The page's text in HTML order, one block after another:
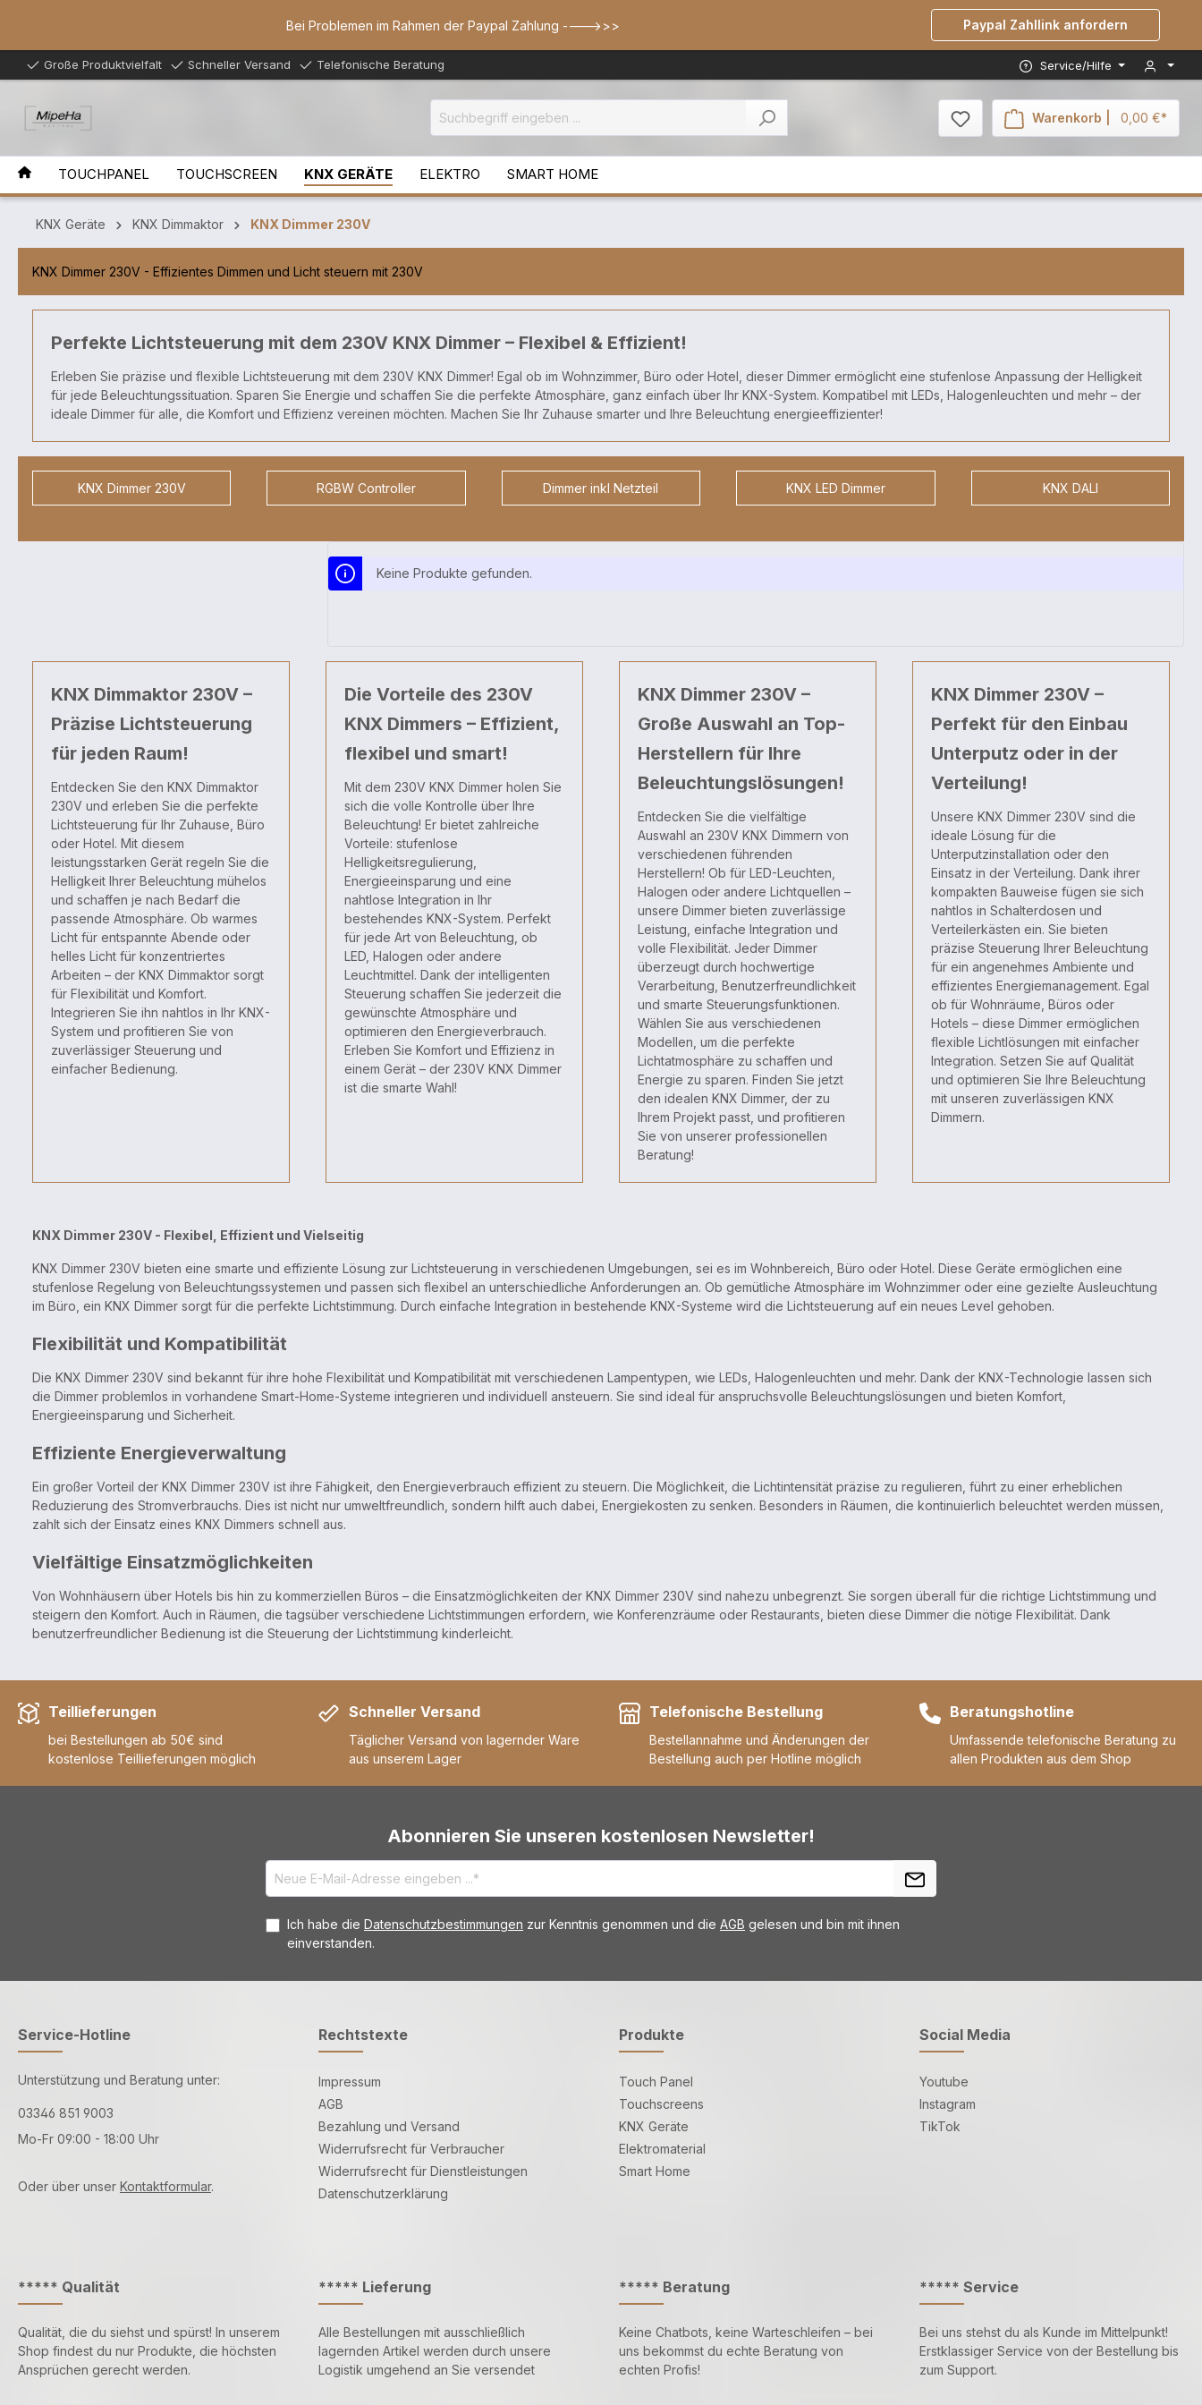
Bei Problemen im Rahmen der Paypal Zahlung ---->>> Paypal Zahllink anfordern
Große Produktvielfalt Schneller Versand Telefonische Beratung Service/Hilfe
Warenkorb | 0,00 €*
TOUCHPANEL TOUCHSCREEN KNX GERÄTE ELEKTRO SMART HOME
KNX Geräte KNX Dimmaktor KNX Dimmer 230V
KNX Dimmer 230V - Effizientes Dimmen und Licht steuern mit 230V
Perfekte Lichtsteuerung mit dem 230V KNX Dimmer – Flexibel & Effizient!
Erleben Sie präzise und flexible Lichtsteuerung mit dem 230V KNX Dimmer! Egal ob im Wohnzimmer, Büro oder Hotel, dieser Dimmer ermöglicht eine stufenlose Anpassung der Helligkeit
für jede Beleuchtungssituation. Sparen Sie Energie und schaffen Sie die perfekte Atmosphäre, ganz einfach über Ihr KNX-System. Kompatibel mit LEDs, Halogenleuchten und mehr – der
ideale Dimmer für alle, die Komfort und Effizienz vereinen möchten. Machen Sie Ihr Zuhause smarter und Ihre Beleuchtung energieeffizienter!
KNX Dimmer 230V RGBW Controller Dimmer inkl Netzteil KNX LED Dimmer KNX DALI
Keine Produkte gefunden.
KNX Dimmaktor 230V –
Präzise Lichtsteuerung
für jeden Raum!
Entdecken Sie den KNX Dimmaktor
230V und erleben Sie die perfekte
Lichtsteuerung für Ihr Zuhause, Büro
oder Hotel. Mit diesem
leistungsstarken Gerät regeln Sie die
Helligkeit Ihrer Beleuchtung mühelos
und schaffen je nach Bedarf die
passende Atmosphäre. Ob warmes
Licht für entspannte Abende oder
helles Licht für konzentriertes
Arbeiten – der KNX Dimmaktor sorgt
für Flexibilität und Komfort.
Integrieren Sie ihn nahtlos in Ihr KNX-
System und profitieren Sie von
zuverlässiger Steuerung und
einfacher Bedienung.
Die Vorteile des 230V
KNX Dimmers – Effizient,
flexibel und smart!
Mit dem 230V KNX Dimmer holen Sie
sich die volle Kontrolle über Ihre
Beleuchtung! Er bietet zahlreiche
Vorteile: stufenlose
Helligkeitsregulierung,
Energieeinsparung und eine
nahtlose Integration in Ihr
bestehendes KNX-System. Perfekt
für jede Art von Beleuchtung, ob
LED, Halogen oder andere
Leuchtmittel. Dank der intelligenten
Steuerung schaffen Sie jederzeit die
gewünschte Atmosphäre und
optimieren den Energieverbrauch.
Erleben Sie Komfort und Effizienz in
einem Gerät – der 230V KNX Dimmer
ist die smarte Wahl!
KNX Dimmer 230V –
Große Auswahl an Top-
Herstellern für Ihre
Beleuchtungslösungen!
Entdecken Sie die vielfältige
Auswahl an 230V KNX Dimmern von
verschiedenen führenden
Herstellern! Ob für LED-Leuchten,
Halogen oder andere Lichtquellen –
unsere Dimmer bieten zuverlässige
Leistung, einfache Integration und
volle Flexibilität. Jeder Dimmer
überzeugt durch hochwertige
Verarbeitung, Benutzerfreundlichkeit
und smarte Steuerungsfunktionen.
Wählen Sie aus verschiedenen
Modellen, um die perfekte
Lichtatmosphäre zu schaffen und
Energie zu sparen. Finden Sie jetzt
den idealen KNX Dimmer, der zu
Ihrem Projekt passt, und profitieren
Sie von unserer professionellen
Beratung!
KNX Dimmer 230V –
Perfekt für den Einbau
Unterputz oder in der
Verteilung!
Unsere KNX Dimmer 230V sind die
ideale Lösung für die
Unterputzinstallation oder den
Einsatz in der Verteilung. Dank ihrer
kompakten Bauweise fügen sie sich
nahtlos in Schalterdosen und
Verteilerkästen ein. Sie bieten
präzise Steuerung Ihrer Beleuchtung
für ein angenehmes Ambiente und
effizientes Energiemanagement. Egal
ob für Wohnräume, Büros oder
Hotels – diese Dimmer ermöglichen
flexible Lichtlösungen mit einfacher
Integration. Setzen Sie auf Qualität
und optimieren Sie Ihre Beleuchtung
mit unseren zuverlässigen KNX
Dimmern.
KNX Dimmer 230V - Flexibel, Effizient und Vielseitig
KNX Dimmer 230V bieten eine smarte und effiziente Lösung zur Lichtsteuerung in verschiedenen Umgebungen, sei es im Wohnbereich, Büro oder Hotel. Diese Geräte ermöglichen eine
stufenlose Regelung von Beleuchtungssystemen und passen sich flexibel an unterschiedliche Anforderungen an. Ob gemütliche Atmosphäre im Wohnzimmer oder eine gezielte Ausleuchtung
im Büro, ein KNX Dimmer sorgt für die perfekte Lichtstimmung. Durch einfache Integration in bestehende KNX-Systeme wird die Lichtsteuerung auf ein neues Level gehoben.
Flexibilität und Kompatibilität
Die KNX Dimmer 230V sind bekannt für ihre hohe Flexibilität und Kompatibilität mit verschiedenen Lampentypen, wie LEDs, Halogenleuchten und mehr. Dank der KNX-Technologie lassen sich
die Dimmer problemlos in vorhandene Smart-Home-Systeme integrieren und individuell ansteuern. Sie sind ideal für anspruchsvolle Beleuchtungslösungen und bieten Komfort,
Energieeinsparung und Sicherheit.
Effiziente Energieverwaltung
Ein großer Vorteil der KNX Dimmer 230V ist ihre Fähigkeit, den Energieverbrauch effizient zu steuern. Die Möglichkeit, die Lichtintensität präzise zu regulieren, führt zu einer erheblichen
Reduzierung des Stromverbrauchs. Dies ist nicht nur umweltfreundlich, sondern hilft auch dabei, Energiekosten zu senken. Besonders in Räumen, die kontinuierlich beleuchtet werden müssen,
zahlt sich der Einsatz eines KNX Dimmers schnell aus.
Vielfältige Einsatzmöglichkeiten
Von Wohnhäusern über Hotels bis hin zu kommerziellen Büros – die Einsatzmöglichkeiten der KNX Dimmer 230V sind nahezu unbegrenzt. Sie sorgen überall für die richtige Lichtstimmung und
steigern den Komfort. Auch in Räumen, die tagsüber verschiedene Lichtstimmungen erfordern, wie Konferenzräume oder Restaurants, bieten diese Dimmer die nötige Flexibilität. Dank
benutzerfreundlicher Bedienung ist die Steuerung der Lichtstimmung kinderleicht.
Teillieferungen
bei Bestellungen ab 50€ sind
kostenlose Teillieferungen möglich
Schneller Versand
Täglicher Versand von lagernder Ware
aus unserem Lager
Telefonische Bestellung
Bestellannahme und Änderungen der
Bestellung auch per Hotline möglich
Beratungshotline
Umfassende telefonische Beratung zu
allen Produkten aus dem Shop
Abonnieren Sie unseren kostenlosen Newsletter!
Ich habe die Datenschutzbestimmungen zur Kenntnis genommen und die AGB gelesen und bin mit ihnen
einverstanden.
Service-Hotline
Unterstützung und Beratung unter:
03346 851 9003
Mo-Fr 09:00 - 18:00 Uhr
Oder über unser Kontaktformular.
Rechtstexte
Impressum
AGB
Bezahlung und Versand
Widerrufsrecht für Verbraucher
Widerrufsrecht für Dienstleistungen
Datenschutzerklärung
Produkte
Touch Panel
Touchscreens
KNX Geräte
Elektromaterial
Smart Home
Social Media
Youtube
Instagram
TikTok
***** Qualität
Qualität, die du siehst und spürst! In unserem
Shop findest du nur Produkte, die höchsten
Ansprüchen gerecht werden.
***** Lieferung
Alle Bestellungen mit ausschließlich
lagernden Artikel werden durch unsere
Logistik umgehend an Sie versendet
***** Beratung
Keine Chatbots, keine Warteschleifen – bei
uns bekommst du echte Beratung von
echten Profis!
***** Service
Bei uns stehst du als Kunde im Mittelpunkt!
Erstklassiger Service von der Bestellung bis
zum Support.